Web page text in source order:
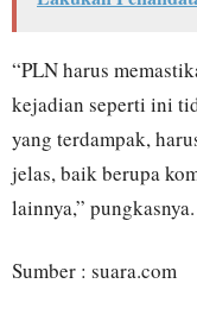
“PLN harus
kejadian seperti ini
yang terdampak,
jelas, baik berupa
lainnya,” pungkasnya.
Sumber : suara.com